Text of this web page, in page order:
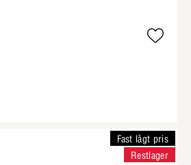
Fast lågt pris
Restlager